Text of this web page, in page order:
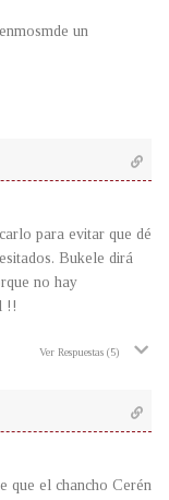
un
para evitar que dé
Bukele dirá
no hay
!!
Ver Respuestas (5)
que el chancho Cerén